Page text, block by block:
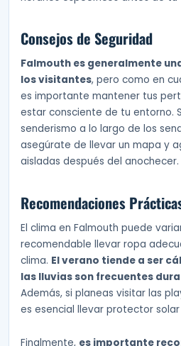
Consejos de Seguridad
Falmouth es generalmente
los visitantes, pero como en
es importante mantener tus
estar consciente de tu entorno.
senderismo a lo largo de los
asegúrate de llevar un mapa y
aisladas después del anochecer.
Recomendaciones
El clima en Falmouth puede
recomendable llevar ropa
clima. El verano tiende a ser
las lluvias son frecuentes
Además, si planeas visitar las
es esencial llevar protector
Finalmente, es importante